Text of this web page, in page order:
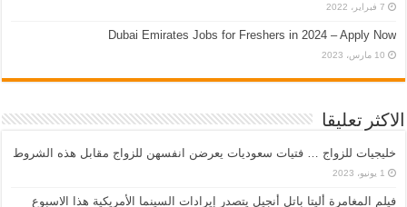
7 فبراير، 2022
Dubai Emirates Jobs for Freshers in 2024 – Apply Now
10 مارس، 2023
الاكثر تعليقا
خليجيات للزواج … فتيات سعوديات يعرضن انفسهن للزواج مقابل هذه الشروط
1 يونيو، 2023
فيلم المغامرة أليتا‭ ‬باتل أنجيل يتصدر إيرادات السينما الأمريكية هذا الاسبوع